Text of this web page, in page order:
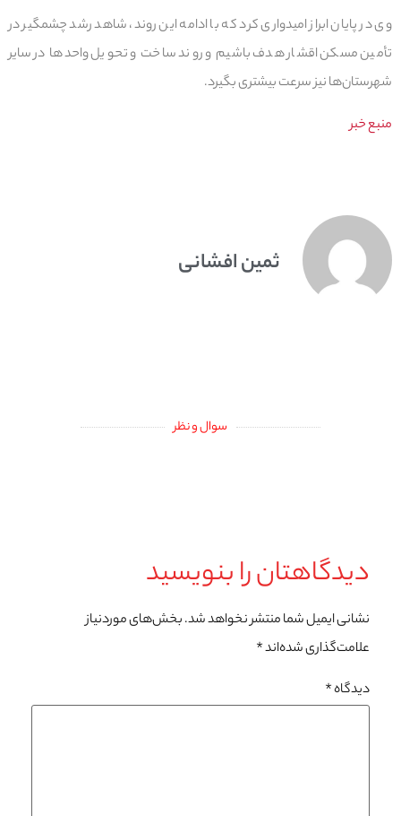
وی در پایان ابراز امیدواری کرد که با ادامه این روند، شاهد رشد چشمگیر در
تأمین مسکن اقشار هدف باشیم و روند ساخت و تحویل واحدها در سایر
شهرستان‌ها نیز سرعت بیشتری بگیرد.
منبع خبر
ثمین افشانی
سوال و نظر
دیدگاهتان را بنویسید
نشانی ایمیل شما منتشر نخواهد شد.بخش‌های موردنیاز
علامت‌گذاری شده‌اند*
دیدگاه*